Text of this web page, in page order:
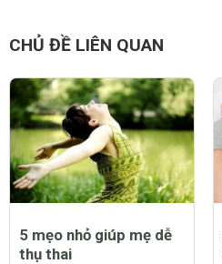
CHỦ ĐỀ LIÊN QUAN
5 mẹo nhỏ giúp mẹ dễ
thụ thai